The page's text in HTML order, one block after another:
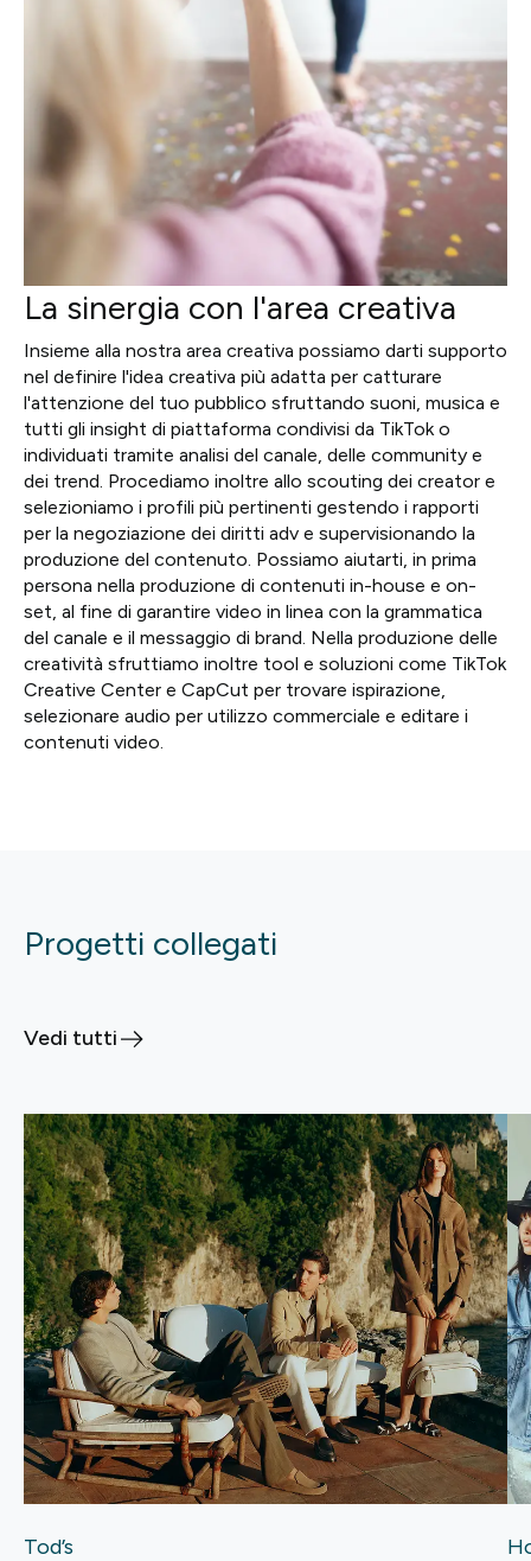
La sinergia con l'area creativa
Insieme alla nostra area creativa possiamo darti supporto
nel definire l'idea creativa più adatta per catturare
l'attenzione del tuo pubblico sfruttando suoni, musica e
tutti gli insight di piattaforma condivisi da TikTok o
individuati tramite analisi del canale, delle community e
dei trend. Procediamo inoltre allo scouting dei creator e
selezioniamo i profili più pertinenti gestendo i rapporti
per la negoziazione dei diritti adv e supervisionando la
produzione del contenuto. Possiamo aiutarti, in prima
persona nella produzione di contenuti in-house e on-
set, al fine di garantire video in linea con la grammatica
del canale e il messaggio di brand. Nella produzione delle
creatività sfruttiamo inoltre tool e soluzioni come TikTok
Creative Center e CapCut per trovare ispirazione,
selezionare audio per utilizzo commerciale e editare i
contenuti video.
Progetti collegati
Vedi tutti
Tod’s